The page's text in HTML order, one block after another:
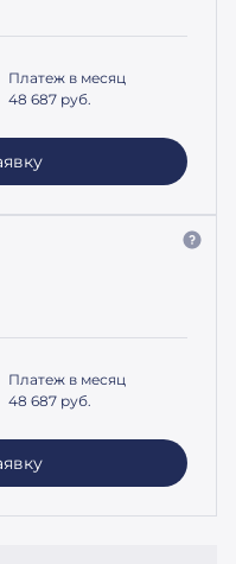
Платеж в месяц
48 687 руб.
Платеж в месяц
48 687 руб.